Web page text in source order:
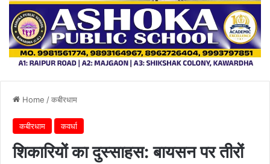
Home /कबीरधाम
कबीरधाम कवर्धा
शिकारियों का दुस्साहस: बायसन पर तीरों